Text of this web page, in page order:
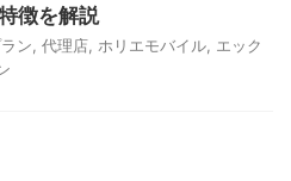
徴を解説
ン 代理店 ホリエモバイル
エック